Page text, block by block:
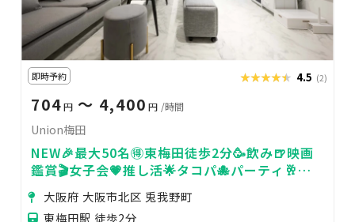
即時予約 ★★★★★
★★★★★ 4.5 (2)
704 円 〜 4,400 円 /時間
Union梅田
NEW🎉最大50名🉐東梅田徒歩2分🥳飲み🍺映画
鑑賞🎬女子会💗推し活🌟タコパ🐙パーティ🥂
24H🏪Union梅田
大阪府 大阪市北区 兎我野町
東梅田駅 徒歩2分